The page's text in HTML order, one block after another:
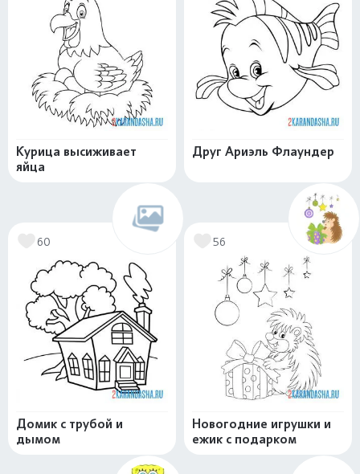
Курица высиживает
яйца
Друг Ариэль Флаундер
60
Домик с трубой и
дымом
56
Новогодние игрушки и
ежик с подарком